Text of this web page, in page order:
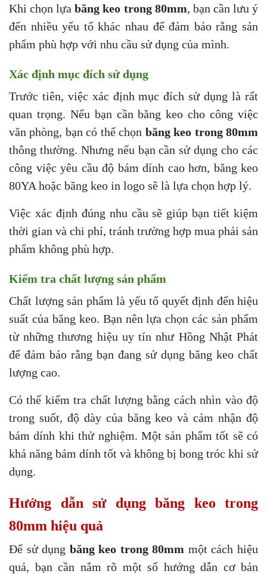
Khi chọn lựabăng keo trong 80mm, bạn cần lưu ý
đến nhiều yếu tố khác nhau để đảm bảo rằng sản
phẩm phù hợp với nhu cầu sử dụng của mình.
Xác định mục đích sử dụng
Trước tiên, việc xác định mục đích sử dụng là rất
quan trọng. Nếu bạn cần băng keo cho công việc
văn phòng, bạn có thể chọn băng keo trong 80mm
thông thường. Nhưng nếu bạn cần sử dụng cho các
công việc yêu cầu độ bám dính cao hơn, băng keo
80YA hoặc băng keo in logo sẽ là lựa chọn hợp lý.
Việc xác định đúng nhu cầu sẽ giúp bạn tiết kiệm
thời gian và chi phí, tránh trường hợp mua phải sản
phẩm không phù hợp.
Kiểm tra chất lượng sản phẩm
Chất lượng sản phẩm là yếu tố quyết định đến hiệu
suất của băng keo. Bạn nên lựa chọn các sản phẩm
từ những thương hiệu uy tín như Hồng Nhật Phát
để đảm bảo rằng bạn đang sử dụng băng keo chất
lượng cao.
Có thể kiểm tra chất lượng bằng cách nhìn vào độ
trong suốt, độ dày của băng keo và cảm nhận độ
bám dính khi thử nghiệm. Một sản phẩm tốt sẽ có
khả năng bám dính tốt và không bị bong tróc khi sử
dụng.
Hướng dẫn sử dụng băng keo trong
80mm hiệu quả
Để sử dụng băng keo trong 80mm một cách hiệu
quả, bạn cần nắm rõ một số hướng dẫn cơ bản